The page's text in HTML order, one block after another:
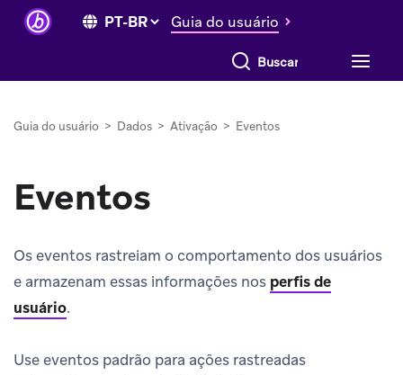
Guia do usuário
Buscar tudo
Guia do usuário > Dados > Ativação > Eventos
Eventos
Os eventos rastreiam o comportamento dos usuários
e armazenam essas informações nos perfis de
usuário.
Use eventos padrão para ações rastreadas